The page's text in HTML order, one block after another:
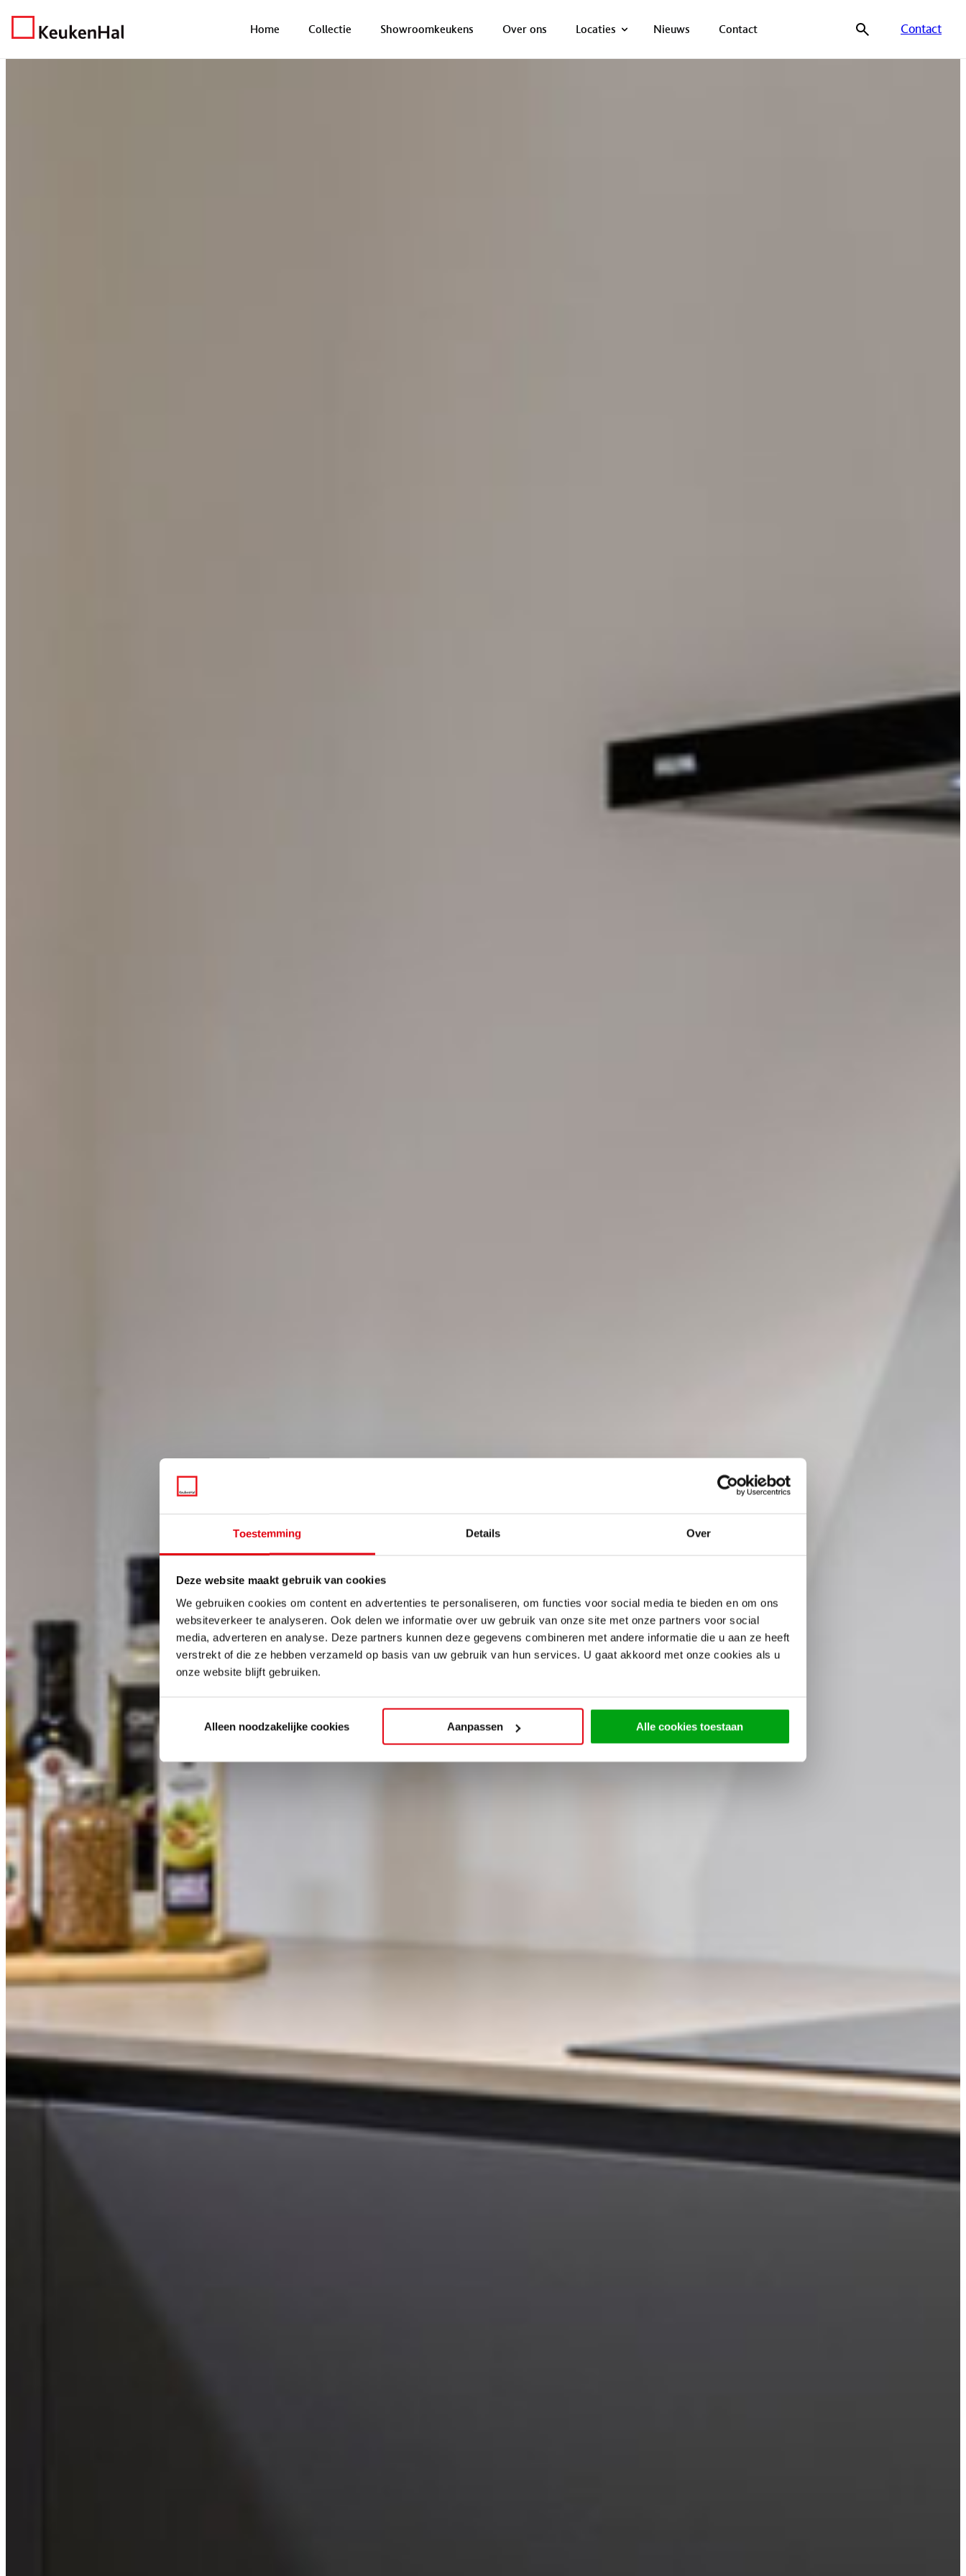
Toestemming Details Over
Deze website maakt gebruik van cookies
We gebruiken cookies om content en advertenties te personaliseren, om functies voor social media te bieden en om ons
websiteverkeer te analyseren. Ook delen we informatie over uw gebruik van onze site met onze partners voor social
media, adverteren en analyse. Deze partners kunnen deze gegevens combineren met andere informatie die u aan ze heeft
verstrekt of die ze hebben verzameld op basis van uw gebruik van hun services. U gaat akkoord met onze cookies als u
onze website blijft gebruiken.
Alleen noodzakelijke cookies Aanpassen Alle cookies toestaan
Home Collectie Showroomkeukens Over ons Locaties Nieuws Contact Contact
Home